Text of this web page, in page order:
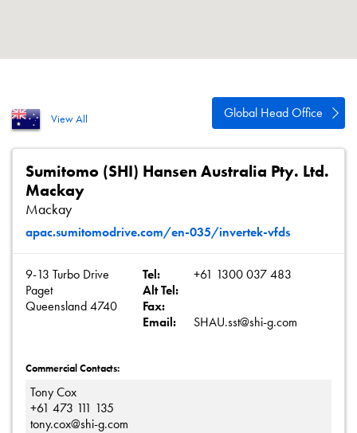
View All Global Head Office
Sumitomo (SHI) Hansen Australia Pty. Ltd.
Mackay
Mackay
apac.sumitomodrive.com/en-035/invertek-vfds
9-13 Turbo Drive
Paget
Queensland 4740
Tel:
+61 1300 037 483
Alt Tel:
Fax:
Email:
SHAU.sst@shi-g.com
Commercial Contacts:
Tony Cox
+61 473 111 135
tony.cox@shi-g.com